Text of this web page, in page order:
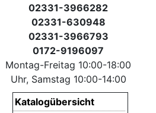
02331-3966282
02331-630948
02331-3966793
0172-9196097
Montag-Freitag 10:00-18:00
Uhr, Samstag 10:00-14:00
Katalogübersicht